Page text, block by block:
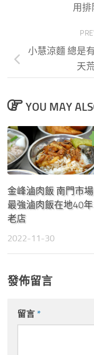
用排
小慧涼麵 總是
天
YOU MAY
金峰滷肉飯 南門市場
最強滷肉飯在地40年
老店
2022-11-30
發佈留言
留言 *